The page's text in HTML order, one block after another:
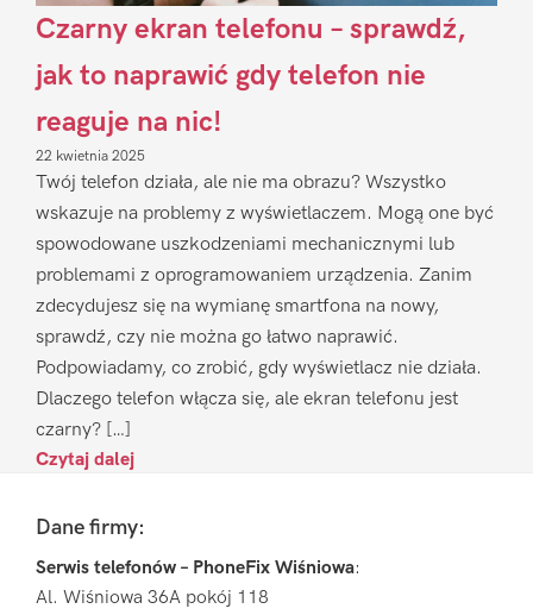
Czarny ekran telefonu – sprawdź,
jak to naprawić gdy telefon nie
reaguje na nic!
22 kwietnia 2025
Twój telefon działa, ale nie ma obrazu? Wszystko
wskazuje na problemy z wyświetlaczem. Mogą one być
spowodowane uszkodzeniami mechanicznymi lub
problemami z oprogramowaniem urządzenia. Zanim
zdecydujesz się na wymianę smartfona na nowy,
sprawdź, czy nie można go łatwo naprawić.
Podpowiadamy, co zrobić, gdy wyświetlacz nie działa.
Dlaczego telefon włącza się, ale ekran telefonu jest
czarny? […]
Czytaj dalej
FooterDane firmy:
Serwis telefonów – PhoneFix Wiśniowa:
Al. Wiśniowa 36A pokój 118